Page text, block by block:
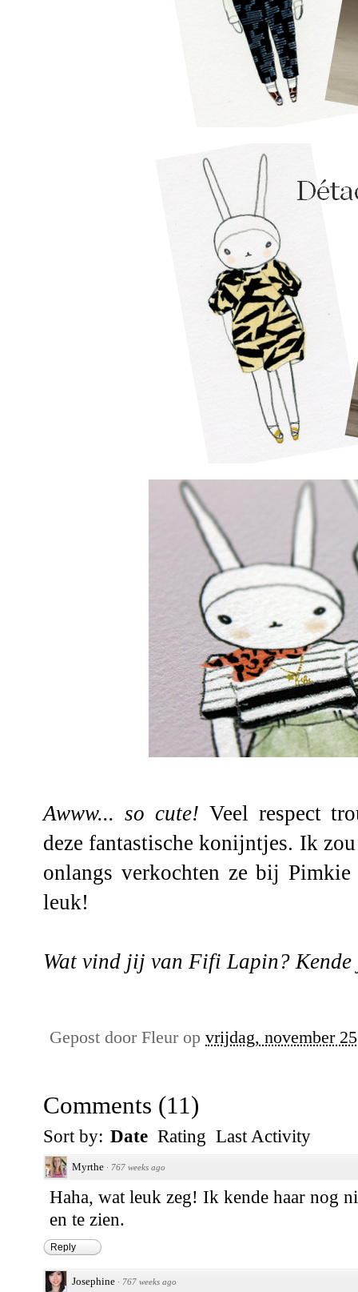
Awww... so cute! Veel respect
deze fantastische konijntjes. Ik
onlangs verkochten ze bij
leuk!
Wat vind jij van Fifi Lapin?
Gepost door Fleur op vrijdag, november
Comments (11)
Sort by: Date Rating Last Activity
Myrthe · 767 weeks ago
Haha, wat leuk zeg! Ik kende haar nog
en te zien.
Reply
Josephine · 767 weeks ago